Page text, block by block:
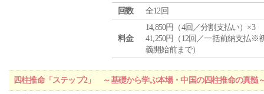
回数
全12回
料金
14,850円（4回／分割支払い）×3
41,250円（12回／一括前納支払※
義開始前まで）
四柱推命「ステップ2」 ～基礎から学ぶ本場・中国の四柱推命の真髄